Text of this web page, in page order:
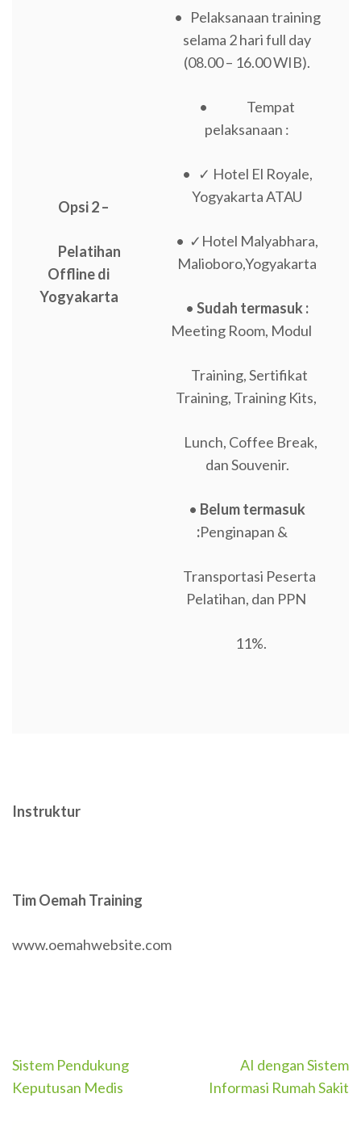
Opsi 2 –
Pelatihan
Offline di
Yogyakarta
• Pelaksanaan training
selama 2 hari full day
(08.00 – 16.00 WIB).
• Tempat
pelaksanaan :
• ✓ Hotel El Royale,
Yogyakarta ATAU
• ✓Hotel Malyabhara,
Malioboro,Yogyakarta
• Sudah termasuk :
Meeting Room, Modul
Training, Sertifikat
Training, Training Kits,
Lunch, Coffee Break,
dan Souvenir.
• Belum termasuk
:Penginapan &
Transportasi Peserta
Pelatihan, dan PPN
11%.
Instruktur
Tim Oemah Training
www.oemahwebsite.com
Post
navigation
Sistem Pendukung
Keputusan Medis
AI dengan Sistem
Informasi Rumah Sakit